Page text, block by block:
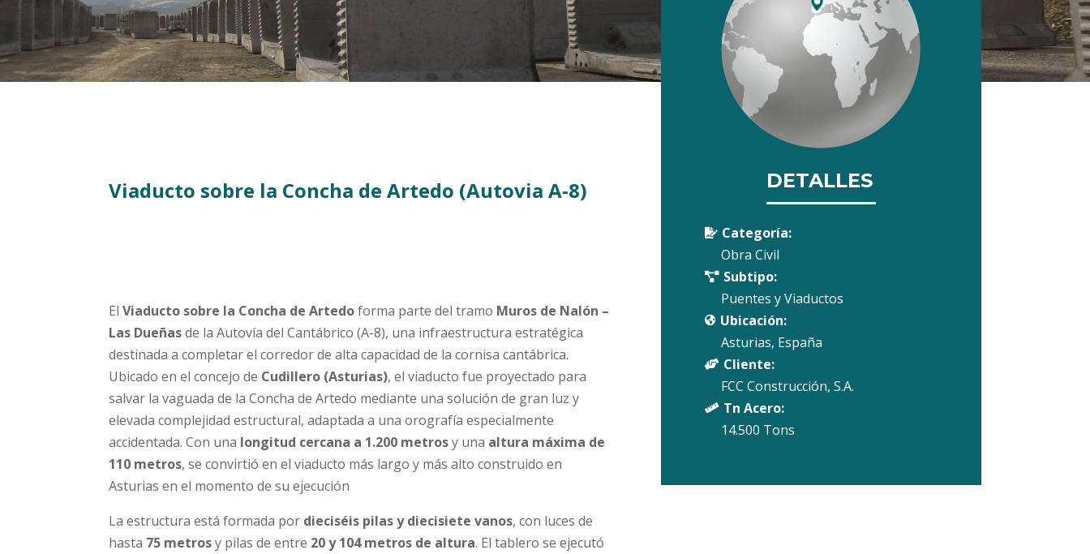
Viaducto sobre la Concha de Artedo (Autovia A-8)
ElViaducto sobre la Concha de Artedoforma parte del tramo Muros de Nalón –
Las Dueñasde la Autovía del Cantábrico (A-8), una infraestructura estratégica
destinada a completar el corredor de alta capacidad de la cornisa cantábrica.
Ubicado en el concejo de Cudillero (Asturias), el viaducto fue proyectado para
salvar la vaguada de la Concha de Artedo mediante una solución de gran luz y
elevada complejidad estructural, adaptada a una orografía especialmente
accidentada. Con una longitud cercana a 1.200 metrosy una altura máxima de
110 metros, se convirtió en el viaducto más largo y más alto construido en
Asturias en el momento de su ejecución
La estructura está formada por dieciséis pilas y diecisiete vanos, con luces de
hasta 75 metrosy pilas de entre 20 y 104 metros de altura. El tablero se ejecutó
DETALLES
 Categoría:
Obra Civil
 Subtipo:
Puentes y Viaductos
 Ubicación:
Asturias, España
 Cliente:
FCC Construcción, S.A.
 Tn Acero:
14.500 Tons